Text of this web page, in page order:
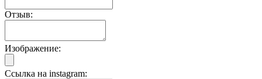
Отзыв:
Изображение:
Ссылка на instagram: